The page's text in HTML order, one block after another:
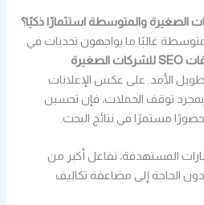
غالبًا ما يواجهون تحديات في
باقات SEO للشركات الصغيرة
الأمد. على عكس الإعلانات
بمجرد توقف الحملات، فإن تحسين
مستمرًا في نتائج البحث.
المستهدفة، تفاعل أكبر من
الحاجة إلى مضاعفة تكاليف